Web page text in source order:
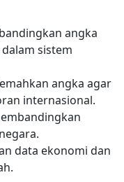
angka
sistem
angka agar
internasional.
data ekonomi dan